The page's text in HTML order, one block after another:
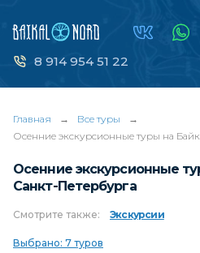
8 914 954 51 22
Главная → Все туры
→
Осенние экскурсионные туры на
Осенние экскурсионные
Санкт-Петербурга
Смотрите также: Экскурсии
Выбрано: 7 туров